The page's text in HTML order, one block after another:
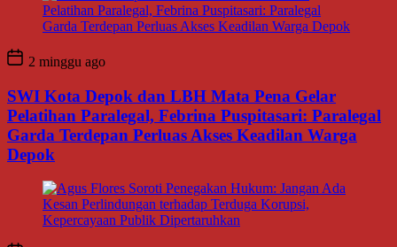
2 minggu ago
SWI Kota Depok dan LBH Mata Pena Gelar
Pelatihan Paralegal, Febrina Puspitasari: Paralegal
Garda Terdepan Perluas Akses Keadilan Warga
Depok